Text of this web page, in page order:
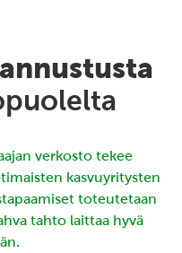
verkosto tekee
kasvuyritysten
toteutetaan
tahto laittaa hyvä